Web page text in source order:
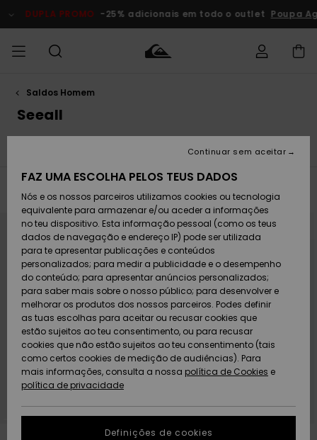
da
produtos
PROMO -25% adicionais em todo o outlet Poupa Agora
HOMEM
Calçado e
chinelos
Surfe/água
Snow
Artigos
recém-
chegados
Coleções
MENINO
Calçado e
chinelos
Surfe/água
Neve
Artigos
recém-
chegados
Highlights
MULHER
chegados
Highlights
Snow
SURF
Crianças
Highlights
Community
SNOW
Artigos
Criança
Snow Shop
Feminino
Highlights
Community
DUPLA
PROMO
Criança
Outlet
Mulher
AJUDA
Devoluções
Pagamento
Cartão
presente
Quiksilver
Freedom
Protecção de
dados
Guia de
tamanhos
SUSTAINABILITY
Saldos Homem
Seeall
Bermudas Camisas
Avançar
procurar
critérios
filtragem
Avançar
ordenar
2
FAZ UMA ESCOLHA PELOS TEUS DADOS
Nós e os nossos parceiros utilizamos cookies ou tecnologia
equivalente para armazenar e/ou aceder a informações
no teu dispositivo. Esta informação pessoal (como os teus
dados de navegação e endereço IP) pode ser utilizada
para te apresentar publicações e conteúdos
personalizados; para medir a publicidade e o desempenho
do conteúdo; para apresentar anúncios personalizados;
para saber mais sobre o nosso público; para desenvolver e
melhorar os produtos dos nossos parceiros. Podes definir
as tuas escolhas para aceitar ou recusar cookies que
estão sujeitos ao teu consentimento, ou para recusar
cookies que não estão sujeitos ao teu consentimento (tais
como certos cookies de medição de audiências). Para
mais informações, consulta a nossa política de Cookies e
política de privacidade
Definições de cookies
Continuar sem aceitar